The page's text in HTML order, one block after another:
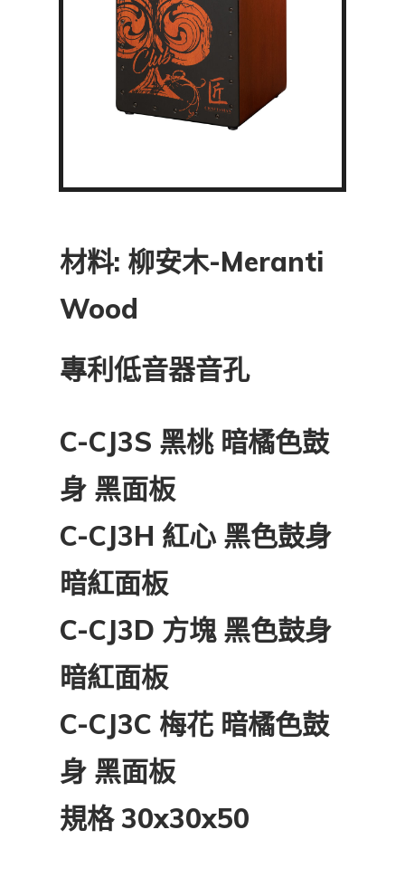
材料: 柳安木-Meranti
Wood
專利低音器音孔
C-CJ3S 黑桃 暗橘色鼓
身 黑面板
C-CJ3H 紅心 黑色鼓身
暗紅面板
C-CJ3D 方塊 黑色鼓身
暗紅面板
C-CJ3C 梅花 暗橘色鼓
身 黑面板
規格 30x30x50